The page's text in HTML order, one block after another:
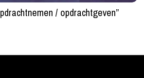
/ opdrachtgeven”